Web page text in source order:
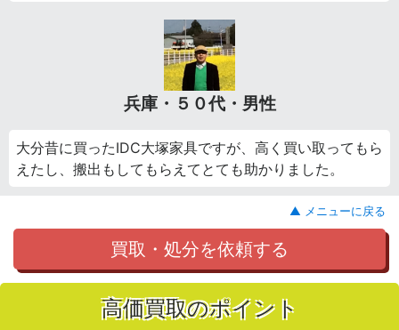
兵庫・５０代・男性
大分昔に買ったIDC大塚家具ですが、高く買い取ってもら
えたし、搬出もしてもらえてとても助かりました。
▲ メニューに戻る
買取・処分を依頼する
高価買取のポイント